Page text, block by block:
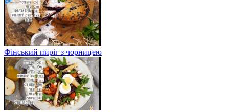
Фінський пиріг з чорницею